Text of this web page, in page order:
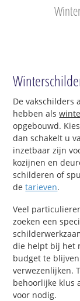
De vakschilders
hebben als
opgebouwd.
dan schakelt u
inzetbaar zijn
kozijnen en
schilderen of
detarieven.
Veel
zoeken een
die helpt bij het
budget te
verwezenlijken.
behoorlijke klus
voor nodig.